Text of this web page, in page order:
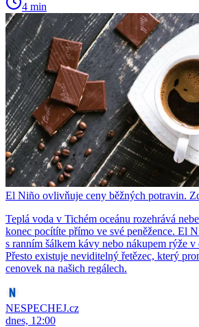
4 min
El Niño ovlivňuje ceny běžných potravin.
Teplá voda v Tichém oceánu rozehrává
konec pocítíte přímo ve své peněžence. El
s ranním šálkem kávy nebo nákupem rýže v
Přesto existuje neviditelný řetězec, který
cenovek na našich regálech.
NESPECHEJ.cz
dnes, 12:00